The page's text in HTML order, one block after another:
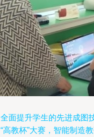
面提升学生的先进成图
高教杯”大赛，智能制造